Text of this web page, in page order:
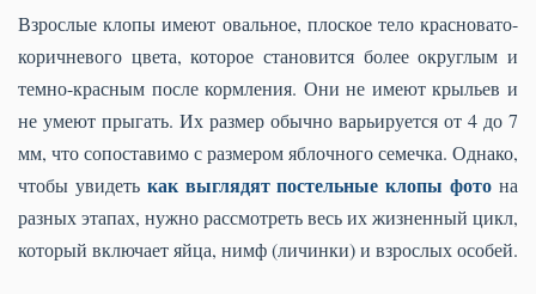
Взрослые клопы имеют овальное, плоское тело красновато-
коричневого цвета, которое становится более округлым и
темно-красным после кормления. Они не имеют крыльев и
не умеют прыгать. Их размер обычно варьируется от 4 до 7
мм, что сопоставимо с размером яблочного семечка. Однако,
чтобы увидеть как выглядят постельные клопы фото на
разных этапах, нужно рассмотреть весь их жизненный цикл,
который включает яйца, нимф (личинки) и взрослых особей.